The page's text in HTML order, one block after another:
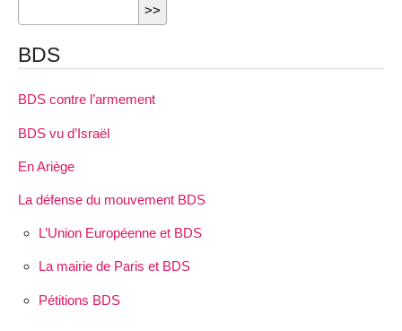
BDS
BDS contre l’armement
BDS vu d’Israël
En Ariège
La défense du mouvement BDS
L’Union Européenne et BDS
La mairie de Paris et BDS
Pétitions BDS